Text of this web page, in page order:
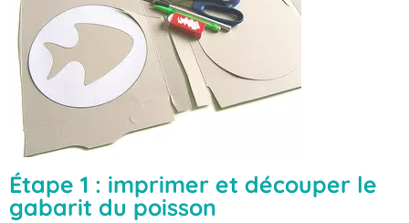
Étape 1 : imprimer et découper le
gabarit du poisson